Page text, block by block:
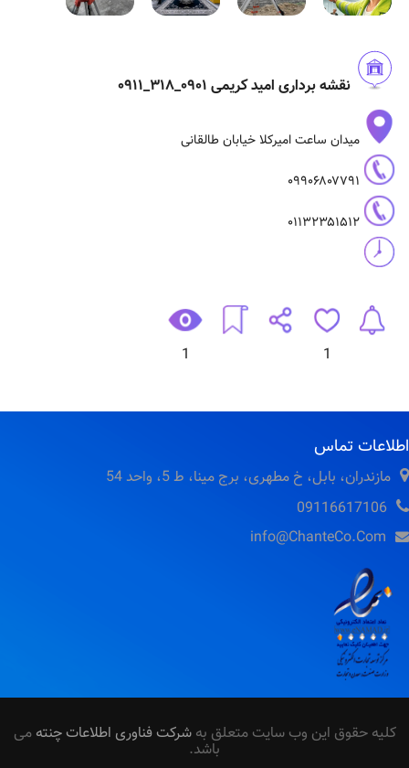
نقشه برداری امید کریمی ۰۹۰۱_۳۱۸_۰۹۱۱
میدان ساعت امیرکلا خیابان طالقانی
۰۹۹۰۶۸۰۷۷۹۱
۰۱۱۳۲۳۵۱۵۱۲
تماس
مازندران، بابل، خ مطهری، برج مینا، ط 5، واحد 54
09116617106
info@ChanteCo.Com
کلیه حقوق این وب سایت متعلق بهشرکت فناوری اطلاعات چنتهمی
باشد.